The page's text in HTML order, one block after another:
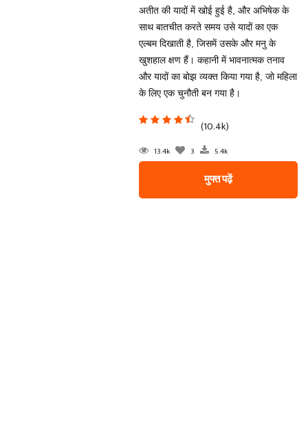
अतीत की यादों में खोई हुई है, और अभिषेक के
साथ बातचीत करते समय उसे यादों का एक
एल्बम दिखाती है, जिसमें उसके और मनु के
खुशहाल क्षण हैं। कहानी में भावनात्मक तनाव
और यादों का बोझ व्यक्त किया गया है, जो महिला
के लिए एक चुनौती बन गया है।
(10.4k)
13.4k 3 5.4k
मुफ्त पढ़ें